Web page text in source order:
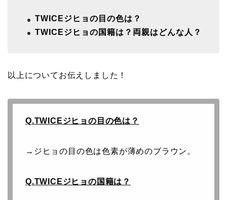
TWICEジヒョの目の色は？
TWICEジヒョの国籍は？両親はどんな人？
以上についてお伝えしました！
Q.TWICEジヒョの目の色は？
→ジヒョの目の色は色素が薄めのブラウン。
Q.TWICEジヒョの国籍は？